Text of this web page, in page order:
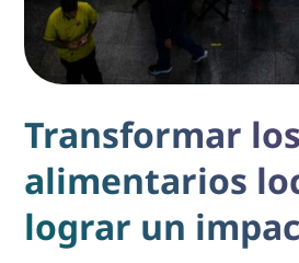
Transformar
alimentarios
lograr un